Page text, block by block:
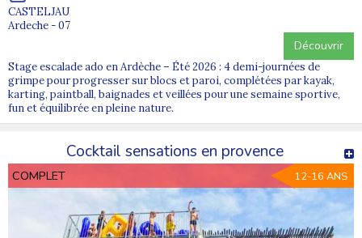
CASTELJAU
Ardeche - 07
Découvrir
Stage escalade ado en Ardèche – Été 2026 : 4 demi-journées de
grimpe pour progresser sur blocs et paroi, complétées par kayak,
karting, paintball, baignades et veillées pour une semaine sportive,
fun et équilibrée en pleine nature.
Cocktail sensations en provence
COMPLET 12-16 ANS